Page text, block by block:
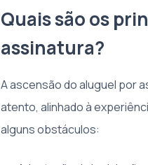
Quais são os
assinatura?
A ascensão do aluguel por
atento, alinhado à
alguns obstáculos: